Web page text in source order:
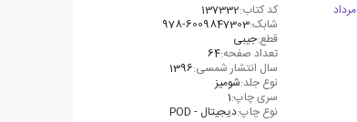
کد کتاب:137332
شابک:978-6009847303
قطع:جیبی
تعداد صفحه:64
سال انتشار شمسی:1396
نوع جلد:شومیز
سری چاپ:1
نوع چاپ:دیجیتال - POD